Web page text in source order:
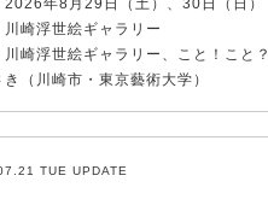
2026年8月29日（土）、30日（日）
川崎浮世絵ギャラリー
川崎浮世絵ギャラリー、こと！こと？
（川崎市・東京藝術大学）
TUE UPDATE